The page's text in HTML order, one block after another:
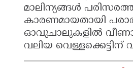
മാലിന്യങ്ങൾ
കാരണമായതായി
ഓവുചാലുകളിൽ
വലിയ